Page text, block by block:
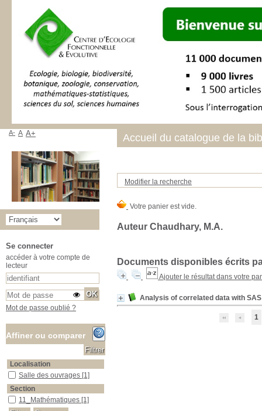
Modifier la recherche
Auteur Chaudhary, M.A.
Documents disponibles écrits
Ajouter le résultat dans votre
Analysis of correlated data with
1
Accueil du catalogue de la
A- A A+
Se connecter
accéder à votre compte de
lecteur
Mot de passe oublié ?
Affiner ou comparer
Localisation
Salle des ouvrages
Salle des ouvrages [1]
Section
11_Mathématiques
11_Mathématiques [1]